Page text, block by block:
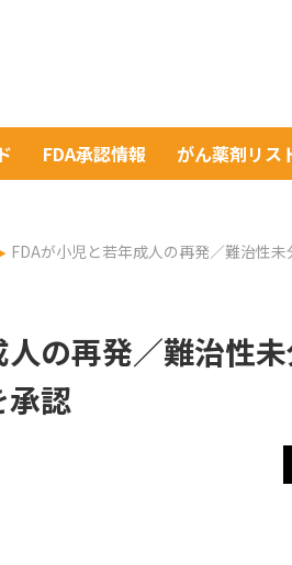
FDA承認情報 がん薬剤リス
FDAが小児と若年成人の再発／難治性
の再発／難治性
承認